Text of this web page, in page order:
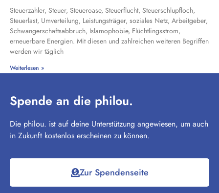
Steuerzahler, Steuer, Steueroase, Steuerflucht, Steuerschlupfloch,
Steuerlast, Umverteilung, Leistungsträger, soziales Netz, Arbeitgeber,
Schwangerschaftsabbruch, Islamophobie, Flüchtlingsstrom,
erneuerbare Energien. Mit diesen und zahlreichen weiteren Begriffen
werden wir täglich
Weiterlesen »
Spende an die philou.
Die philou. ist auf deine Unterstützung angewiesen, um auch
in Zukunft kostenlos erscheinen zu können.
Zur Spendenseite